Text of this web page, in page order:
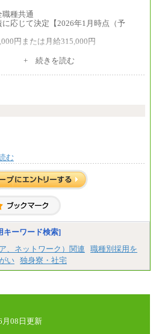
職種共通
じて決定【2026年1月時点（予
円または月給315,000円
から、自律的な業務遂行が求めら
については、さらに高い金額を個別
、所定労働時間外に勤務をした場
も給与に変更はございません。
全職種共通＞
～
給与に変更はありません。
+ 続きを読む
む
キーワード検索]
、ネットワーク）関連
職種別採用を
い 独身寮・社宅
月08日更新